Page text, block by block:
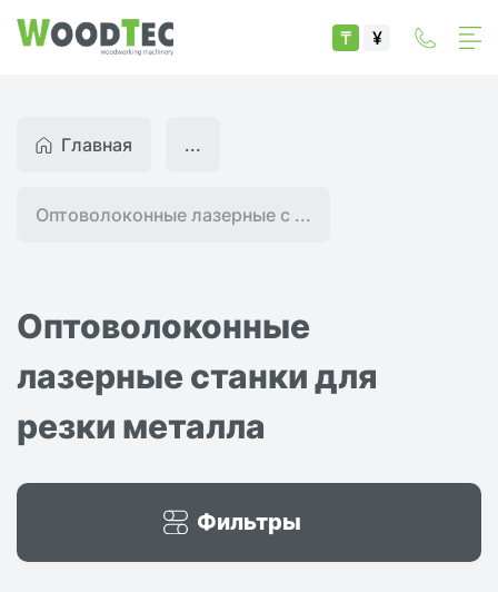
₸ ¥
Главная
Оптоволоконные лазерные с ...
...
Оптоволоконные
лазерные станки для
резки металла
Фильтры